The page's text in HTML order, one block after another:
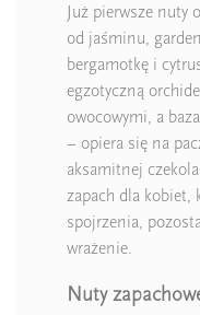
Już pierwsze nuty
od jaśminu,
bergamotkę i
egzotyczną
owocowymi, a
– opiera się na
aksamitnej
zapach dla kobiet,
spojrzenia,
wrażenie.
Nuty